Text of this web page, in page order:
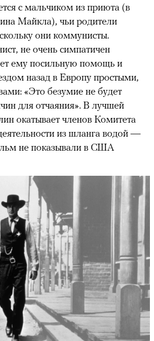
с мальчиком из приюта (в
Майкла), чьи родители
они коммунисты.
не очень симпатичен
ему посильную помощь и
назад в Европу простыми,
«Это безумие не будет
для отчаяния». В лучшей
окатывает членов Комитета
из шланга водой —
не показывали в США